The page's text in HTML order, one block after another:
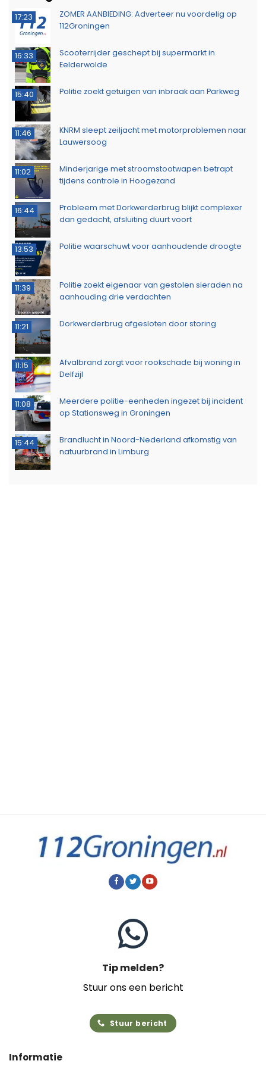
17:23
ZOMER AANBIEDING: Adverteer nu voordelig op
112Groningen
16:33
Scooterrijder geschept bij supermarkt in
Eelderwolde
15:40 Politie zoekt getuigen van inbraak aan Parkweg
11:46
KNRM sleept zeiljacht met motorproblemen naar
Lauwersoog
11:02
Minderjarige met stroomstootwapen betrapt
tijdens controle in Hoogezand
16:44
Probleem met Dorkwerderbrug blijkt complexer
dan gedacht, afsluiting duurt voort
13:53 Politie waarschuwt voor aanhoudende droogte
11:39
Politie zoekt eigenaar van gestolen sieraden na
aanhouding drie verdachten
11:21 Dorkwerderbrug afgesloten door storing
11:15
Afvalbrand zorgt voor rookschade bij woning in
Delfzijl
11:08
Meerdere politie-eenheden ingezet bij incident
op Stationsweg in Groningen
15:44
Brandlucht in Noord-Nederland afkomstig van
natuurbrand in Limburg
Informatie
Tip melden?
Stuur ons een bericht
Stuur bericht